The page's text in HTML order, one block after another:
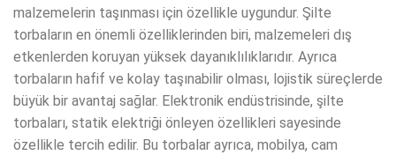
malzemelerin taşınması için özellikle uygundur. Şilte
torbaların en önemli özelliklerinden biri, malzemeleri dış
etkenlerden koruyan yüksek dayanıklılıklarıdır. Ayrıca
torbaların hafif ve kolay taşınabilir olması, lojistik süreçlerde
büyük bir avantaj sağlar. Elektronik endüstrisinde, şilte
torbaları, statik elektriği önleyen özellikleri sayesinde
özellikle tercih edilir. Bu torbalar ayrıca, mobilya, cam